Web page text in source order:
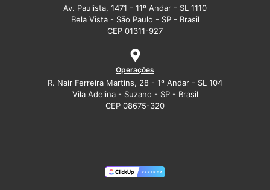
Av. Paulista, 1471 - 11º Andar - SL 1110
Bela Vista - São Paulo - SP - Brasil
CEP 01311-927
Operações
R. Nair Ferreira Martins, 28 - 1º Andar - SL 104
Vila Adelina - Suzano - SP - Brasil
CEP 08675-320